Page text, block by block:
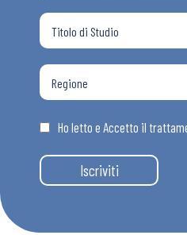
Ho letto e Accetto il
Iscriviti